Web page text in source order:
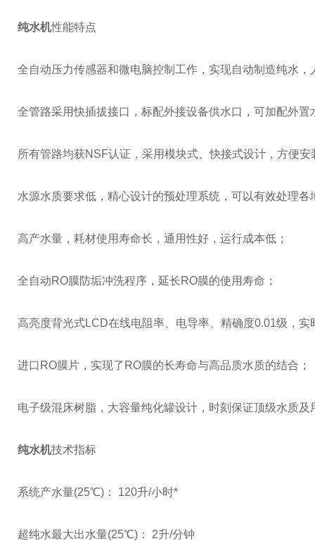
纯水机性能特点
全自动压力传感器和微电脑控制工作，实现自动制造纯水，
全管路采用快插拔接口，标配外接设备供水口，可加配外
所有管路均获NSF认证，采用模块式、快接式设计，方便
水源水质要求低，精心设计的预处理系统，可以有效处理各
高产水量，耗材使用寿命长，通用性好，运行成本低；
全自动RO膜防垢冲洗程序，延长RO膜的使用寿命；
高亮度背光式LCD在线电阻率、电导率、精确度0.01级，实
进口RO膜片，实现了RO膜的长寿命与高品质水质的结合；
电子级混床树脂，大容量纯化罐设计，时刻保证顶级水质及
纯水机技术指标
系统产水量(25℃)： 120升/小时*
超纯水最大出水量(25℃)： 2升/分钟